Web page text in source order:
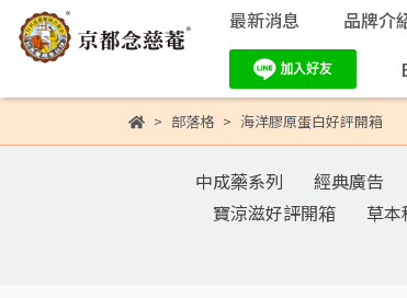
最新消息 品牌介
部落格 海洋膠原蛋白好評開箱
中成藥系列 經典廣告
寶涼滋好評開箱
草